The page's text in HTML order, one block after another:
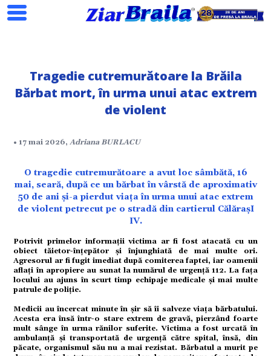
Tragedie cutremurătoare la Brăila
Bărbat mort, în urma unui atac extrem
de violent
• 17 mai 2026,Adriana BURLACU
O tragedie cutremurătoare a avut loc sâmbătă, 16
mai, seară, după ce un bărbat în vârstă de aproximativ
50 de ani și-a pierdut viața în urma unui atac extrem
de violent petrecut pe o stradă din cartierul CălărașI
IV.
Potrivit primelor informații victima ar fi fost atacată cu un
obiect tăietor-înțepător și înjunghiată de mai multe ori.
Agresorul ar fi fugit imediat după comiterea faptei, iar oamenii
aflați în apropiere au sunat la numărul de urgență 112. La fața
locului au ajuns în scurt timp echipaje medicale și mai multe
patrule de poliție.
Medicii au încercat minute în șir să îi salveze viața bărbatului.
Acesta era însă într-o stare extrem de gravă, pierzând foarte
mult sânge în urma rănilor suferite. Victima a fost urcată în
ambulanță și transportată de urgență către spital, însă, din
păcate, organismul său nu a mai rezistat. Bărbatul a murit pe